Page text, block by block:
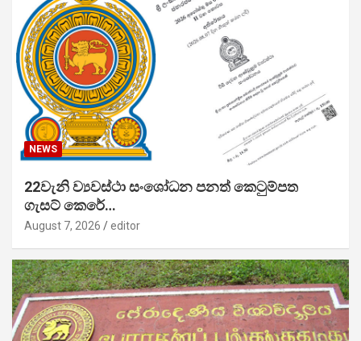
NEWS
22වැනි ව්‍යවස්ථා සංශෝධන පනත් කෙටුම්පත
ගැසට් කෙරේ…
August 7, 2026 editor